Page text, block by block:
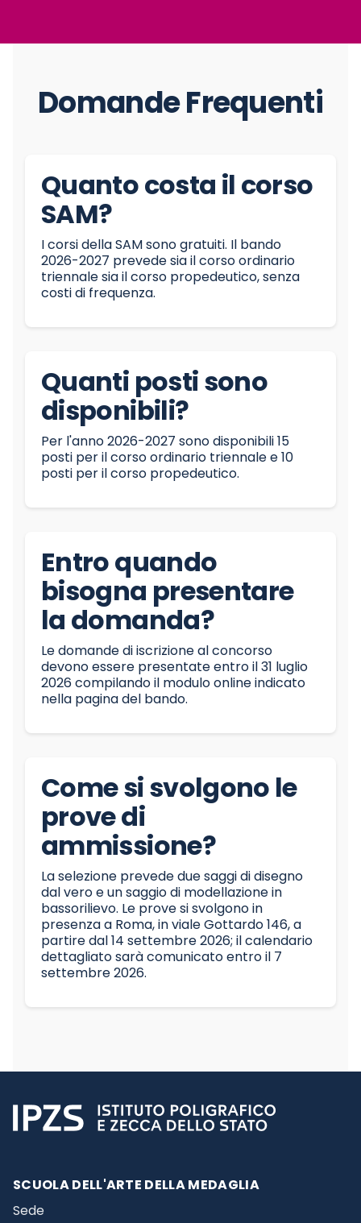
Domande Frequenti
Quanto costa il corso
SAM?
I corsi della SAM sono gratuiti. Il bando
2026-2027 prevede sia il corso ordinario
triennale sia il corso propedeutico, senza
costi di frequenza.
Quanti posti sono
disponibili?
Per l'anno 2026-2027 sono disponibili 15
posti per il corso ordinario triennale e 10
posti per il corso propedeutico.
Entro quando
bisogna presentare
la domanda?
Le domande di iscrizione al concorso
devono essere presentate entro il 31 luglio
2026 compilando il modulo online indicato
nella pagina del bando.
Come si svolgono le
prove di
ammissione?
La selezione prevede due saggi di disegno
dal vero e un saggio di modellazione in
bassorilievo. Le prove si svolgono in
presenza a Roma, in viale Gottardo 146, a
partire dal 14 settembre 2026; il calendario
dettagliato sarà comunicato entro il 7
settembre 2026.
SCUOLA DELL'ARTE DELLA MEDAGLIA
Sede